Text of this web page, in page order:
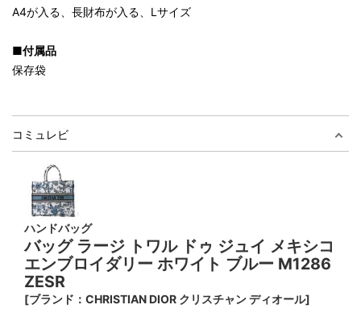
A4が入る、長財布が入る、Lサイズ
■付属品
保存袋
コミュレビ
ハンドバッグ
バッグ ラージ トワル ドゥ ジュイ メキシコ
エンブロイダリー ホワイト ブルー M1286
ZESR
[ブランド：CHRISTIAN DIOR クリスチャン ディオール]